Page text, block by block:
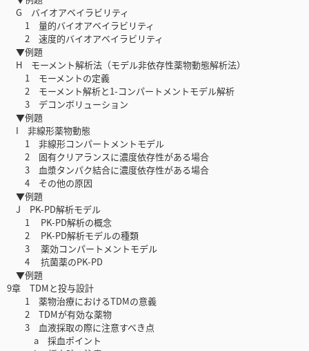
G バイオアベイラビリティ
1 量的バイオアベイラビリティ
2 速度的バイオアベイラビリティ
▼例題
H モーメント解析法（モデル非依存性薬物動態解析法）
1 モーメントの定義
2 モーメント解析と1-コンパートメントモデル解析
3 デコンボリューション
▼例題
I 非線形薬物動態
1 非線形コンパートメントモデル
2 固有クリアランスに濃度依存性がある場合
3 血漿タンパク結合に濃度依存性がある場合
4 その他の原因
▼例題
J PK-PD解析モデル
1 PK-PD解析の概念
2 PK-PD解析モデルの種類
3 薬効コンパートメントモデル
4 抗菌薬のPK-PD
▼例題
9章 TDMと投与設計
1 薬物治療におけるTDMの意義
2 TDMが有効な薬物
3 血液採取の際に注意すべき点
a 採血ポイント